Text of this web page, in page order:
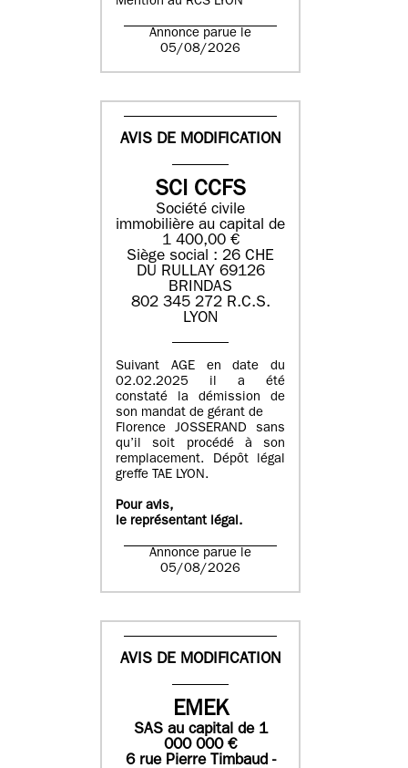
Annonce parue le
05/08/2026
AVIS DE MODIFICATION
SCI CCFS
Société civile
immobilière au capital de
1 400,00 €
Siège social : 26 CHE
DU RULLAY 69126
BRINDAS
802 345 272 R.C.S.
LYON
Suivant AGE en date du
02.02.2025 il a été
constaté la démission de
son mandat de gérant de
Florence JOSSERAND sans
qu’il soit procédé à son
remplacement. Dépôt légal
greffe TAE LYON.
Pour avis,
le représentant légal.
Annonce parue le
05/08/2026
AVIS DE MODIFICATION
EMEK
SASau capital de 1
000 000€
6 rue Pierre Timbaud -